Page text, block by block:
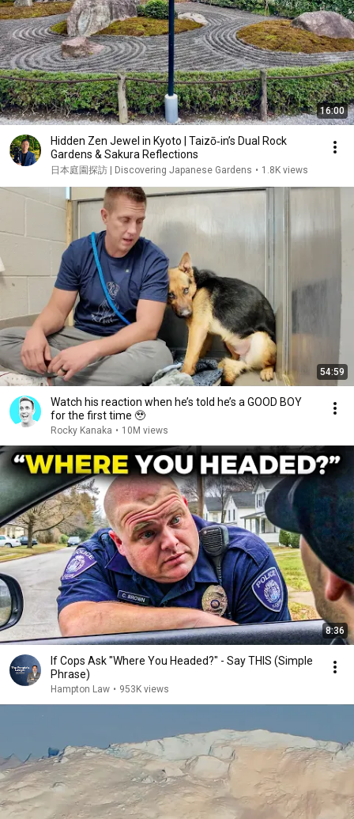
16:00
Hidden Zen Jewel in Kyoto | Taizō‑in’s Dual Rock
Gardens & Sakura Reflections
日本庭園探訪 | Discovering Japanese Gardens • 1.8K views
54:59
Watch his reaction when he’s told he’s a GOOD BOY
for the first time 🥹
Rocky Kanaka • 10M views
8:36
If Cops Ask "Where You Headed?" - Say THIS (Simple
Phrase)
Hampton Law • 953K views